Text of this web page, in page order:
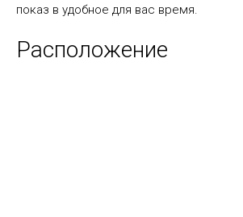
показ в удобное для вас время.
Расположение